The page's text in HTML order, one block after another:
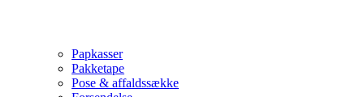
Papkasser
Pakketape
Pose & affaldssække